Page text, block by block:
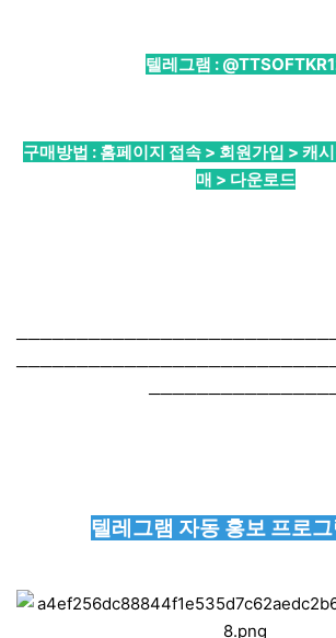
텔레그램 :
구매방법 : 홈페이지 접속 > 회원가입 > 캐
매 > 다운로드
텔레그램 자동 홍보 프로그